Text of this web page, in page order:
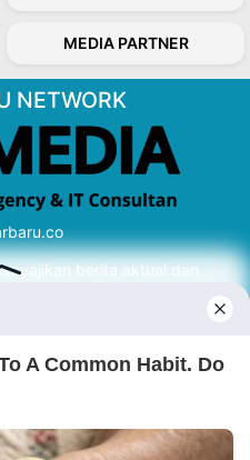
MEDIA PARTNER
NETWORK
berita aktual dan
dari sumber yang tepat.